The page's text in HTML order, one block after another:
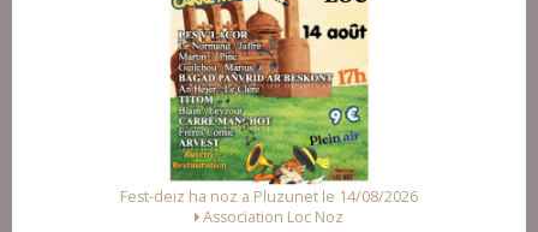
Fest-deiz ha noz a Pluzunet le 14/08/2026
Association Loc Noz